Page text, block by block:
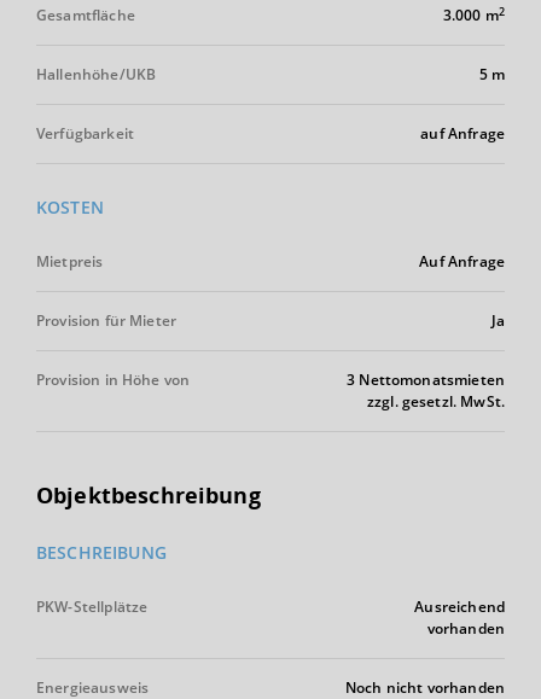
Gesamtfläche 3.000 m2
Hallenhöhe/UKB 5 m
Verfügbarkeit auf Anfrage
KOSTEN
Mietpreis Auf Anfrage
Provision für Mieter Ja
Provision in Höhe von
3 Nettomonatsmieten
zzgl. gesetzl. MwSt.
Objektbeschreibung
BESCHREIBUNG
PKW-Stellplätze
Ausreichend
vorhanden
Energieausweis Noch nicht vorhanden